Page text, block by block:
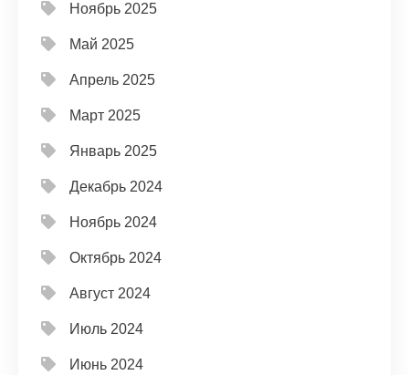
Ноябрь 2025
Май 2025
Апрель 2025
Март 2025
Январь 2025
Декабрь 2024
Ноябрь 2024
Октябрь 2024
Август 2024
Июль 2024
Июнь 2024